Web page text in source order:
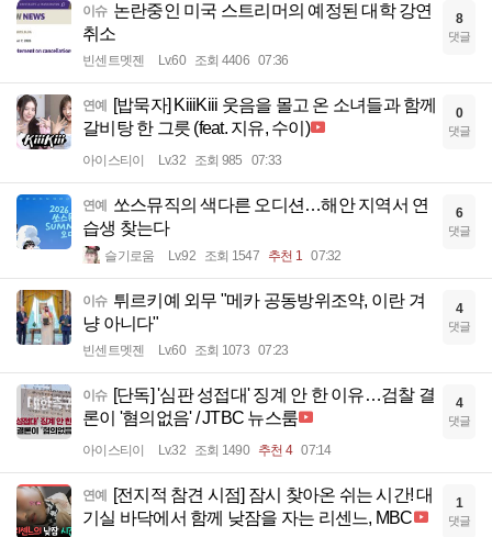
이슈 논란중인 미국 스트리머의 예정된 대학 강연
취소
빈센트멧젠 Lv.60 조회 4406 07:36
8
댓글
연예
[밥묵자] KiiiKiii 웃음을 몰고 온 소녀들과 함께
갈비탕 한 그릇 (feat. 지유, 수이)
아이스티이 Lv.32 조회 985 07:33
0
댓글
연예
쏘스뮤직의 색다른 오디션…해안 지역서 연
습생 찾는다
슬기로움 Lv.92 조회 1547 추천 1 07:32
6
댓글
이슈 튀르키예 외무 "메카 공동방위조약, 이란 겨
냥 아니다"
빈센트멧젠 Lv.60 조회 1073 07:23
4
댓글
이슈 [단독] '심판 성접대' 징계 안 한 이유…검찰 결
론이 '혐의없음' / JTBC 뉴스룸
아이스티이 Lv.32 조회 1490 추천 4 07:14
4
댓글
연예
[전지적 참견 시점] 잠시 찾아온 쉬는 시간! 대
기실 바닥에서 함께 낮잠을 자는 리센느, MBC
1
댓글